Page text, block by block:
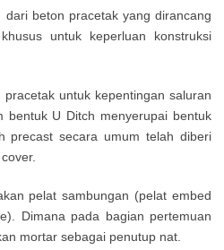
beton pracetak yang dirancang
untuk keperluan konstruksi
untuk kepentingan saluran
bentuk U Ditch menyerupai bentuk
precast secara umum telah diberi
pelat sambungan (pelat embed
Dimana pada bagian pertemuan
mortar sebagai penutup nat.